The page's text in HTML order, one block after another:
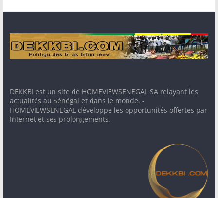
DEKKBI est un site de HOMEVIEWSENEGAL SA relayant les
actualités au Sénégal et dans le monde. -
HOMEVIEWSENEGAL développe les opportunités offertes par
Internet et ses prolongements.